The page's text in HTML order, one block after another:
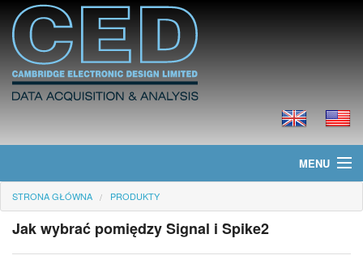
MENU
Strona główna
Informacje
STRONA GŁÓWNA PRODUKTY
Jak wybrać pomiędzy Signal i Spike2